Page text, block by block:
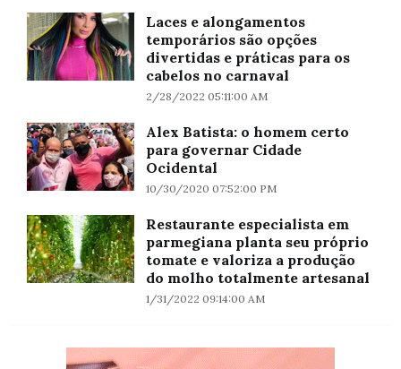
Laces e alongamentos
temporários são opções
divertidas e práticas para os
cabelos no carnaval
2/28/2022 05:11:00 AM
Alex Batista: o homem certo
para governar Cidade
Ocidental
10/30/2020 07:52:00 PM
Restaurante especialista em
parmegiana planta seu próprio
tomate e valoriza a produção
do molho totalmente artesanal
1/31/2022 09:14:00 AM